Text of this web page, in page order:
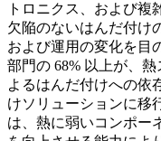
トロニクス、および複
欠陥のないはんだ付け
および運用の変化を目
部門の 68% 以上が、
よるはんだ付けへの依
けソリューションに移
は、熱に弱いコンポー